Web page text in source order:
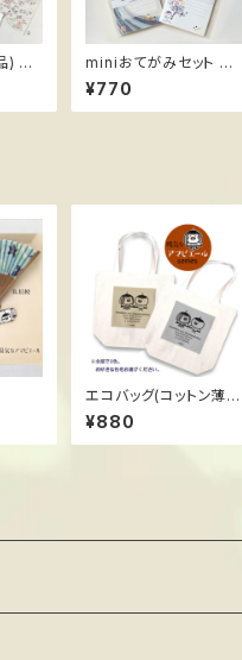
) ス
miniおてがみセット ス
スメ隊長
¥770
エコバッグ(コットン薄
手) ススメ隊長 ＊陽気
なアマビエール
¥880